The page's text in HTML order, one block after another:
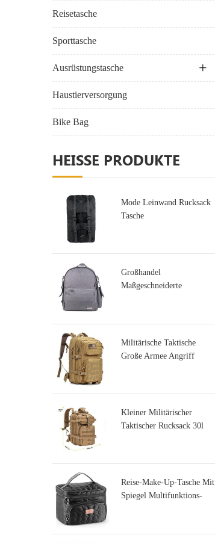
Reisetasche
Sporttasche
Ausrüstungstasche
Haustierversorgung
Bike Bag
HEISSE PRODUKTE
Mode Leinwand Rucksack
Tasche
Großhandel
Maßgeschneiderte
Militärische Taktische
Große Armee Angriff
Kleiner Militärischer
Taktischer Rucksack 30l
Reise-Make-Up-Tasche Mit
Spiegel Multifunktions-